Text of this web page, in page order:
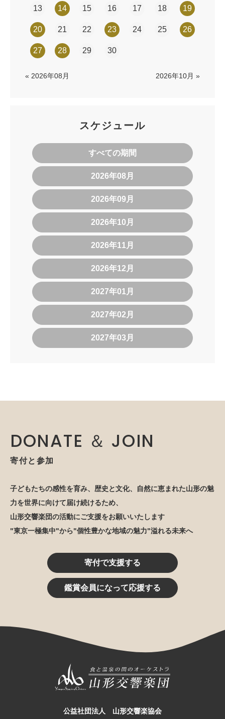
13 14 15 16 17 18 19
20 21 22 23 24 25 26
27 28 29 30
« 2026年08月 2026年10月 »
スケジュール
すべての期間
2026年08月
2026年09月
2026年10月
2026年11月
2026年12月
2027年01月
2027年02月
2027年03月
DONATE ＆ JOIN
寄付と参加
子どもたちの感性を育み、歴史と文化、自然に恵まれた山形の魅
力を世界に向けて届け続けるため、
山形交響楽団の活動にご支援をお願いいたします
"東京一極集中"から"個性豊かな地域の魅力"溢れる未来へ
寄付で支援する
鑑賞会員になって応援する
公益社団法人 山形交響楽協会